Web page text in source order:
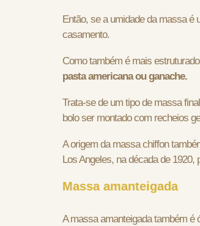
Então, se a umidade da massa é
casamento.
Como também é mais
pasta americana ou ganache.
Trata-se de um tipo de massa
bolo ser montado com recheios
A origem da massa chiffon
Los Angeles, na década de
Massa amanteigada
A massa amanteigada também é